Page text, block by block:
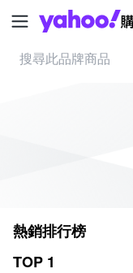
熱銷排行榜
TOP 1